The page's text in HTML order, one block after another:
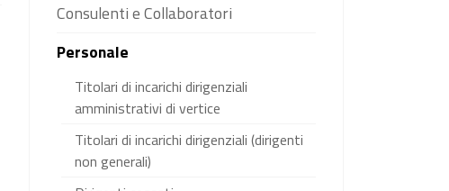
Consulenti e Collaboratori
Personale
Titolari di incarichi dirigenziali
amministrativi di vertice
Titolari di incarichi dirigenziali (dirigenti
non generali)